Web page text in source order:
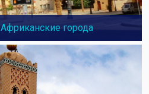
Африканские города